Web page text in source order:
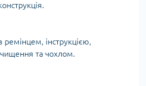
ремінцем, інструкцією,
та чохлом.